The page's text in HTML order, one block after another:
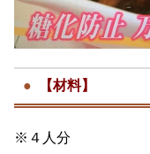
【材料】
※４人分